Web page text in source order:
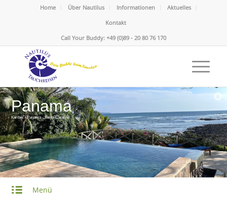
Home Über Nautilus Informationen
Aktuelles
Kontakt
Call Your Buddy: +49 (0)89 - 20 80 76 170
Panama
Karibik - Panama - Santa Catalina
Menü